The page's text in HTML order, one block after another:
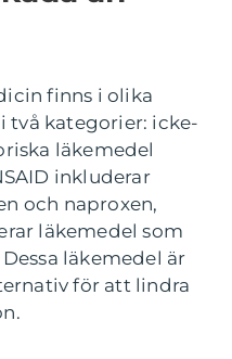
finns i olika
två kategorier: icke-
läkemedel
inkluderar
och naproxen,
läkemedel som
läkemedel är
för att lindra